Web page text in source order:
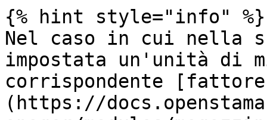
{% hint style="info" %}
Nel caso in cui nella
impostata un'unità di
corrispondente
(https://